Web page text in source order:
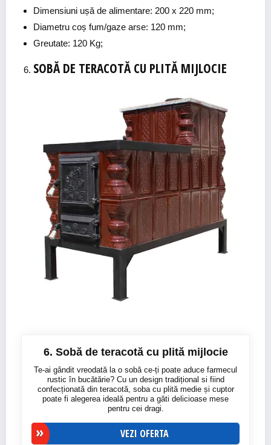
Dimensiuni ușă de alimentare: 200 x 220 mm;
Diametru coș fum/gaze arse: 120 mm;
Greutate: 120 Kg;
SOBĂ DE TERACOTĂ CU PLITĂ MIJLOCIE
6. Sobă de teracotă cu plită mijlocie
Te-ai gândit vreodată la o sobă ce-ți poate aduce farmecul
rustic în bucătărie? Cu un design tradițional si fiind
confecționată din teracotă, soba cu plită medie și cuptor
poate fi alegerea ideală pentru a găti delicioase mese
pentru cei dragi.
VEZI OFERTA